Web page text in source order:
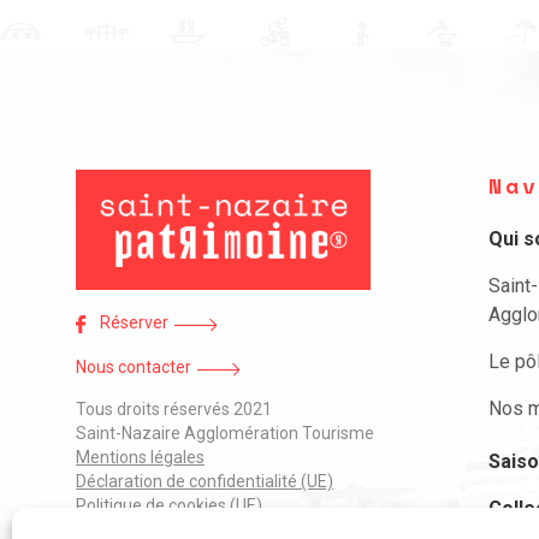
Réserver
Nous contacter
Tous droits réservés 2021
Saint-Nazaire Agglomération Tourisme
Mentions légales
Déclaration de confidentialité (UE)
Politique de cookies (UE)
Qui
Le
Nos